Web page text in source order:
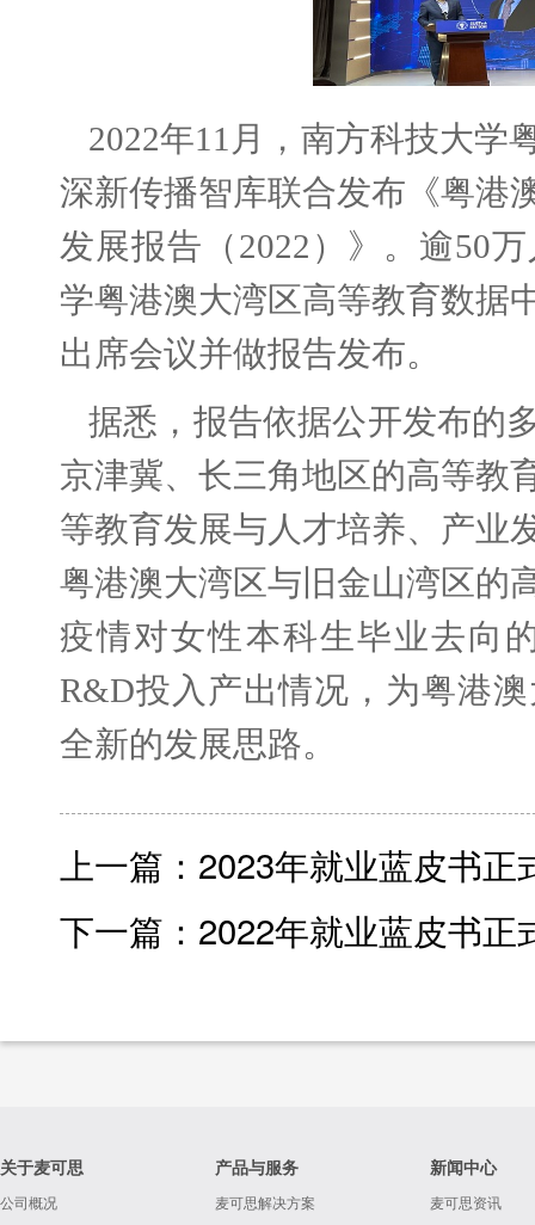
2022年11月，南方科技大学
深新传播智库联合发布《粤港
发展报告（2022）》。逾50
学粤港澳大湾区高等教育数据
出席会议并做报告发布。
据悉，报告依据公开发布的
京津冀、长三角地区的高等教
等教育发展与人才培养、产业
粤港澳大湾区与旧金山湾区的
疫情对女性本科生毕业去向
R&D投入产出情况，为粤港
全新的发展思路。
上一篇：2023年就业蓝皮书正
下一篇：2022年就业蓝皮书正
关于麦可思
公司概况
产品与服务
麦可思解决方案
新闻中心
麦可思资讯